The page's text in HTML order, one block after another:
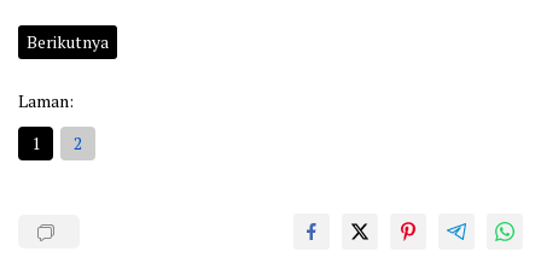
Berikutnya
Laman:
1
2